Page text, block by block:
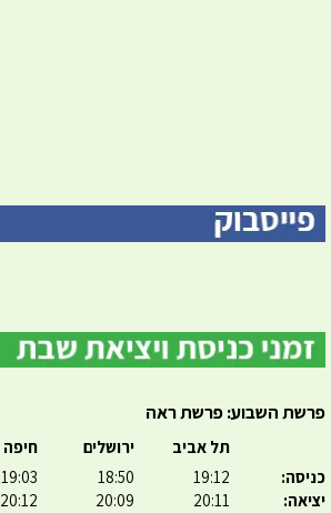
פרשת השבוע: פרשת ראה
כניסה:
יציאה:
תל אביב
19:12
20:11
ירושלים
18:50
20:09
חיפה
19:03
20:12